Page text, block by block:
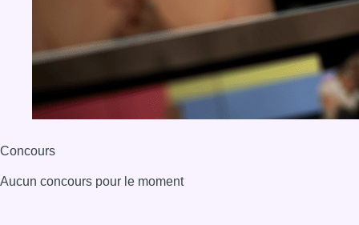
Concours
Aucun concours pour le moment